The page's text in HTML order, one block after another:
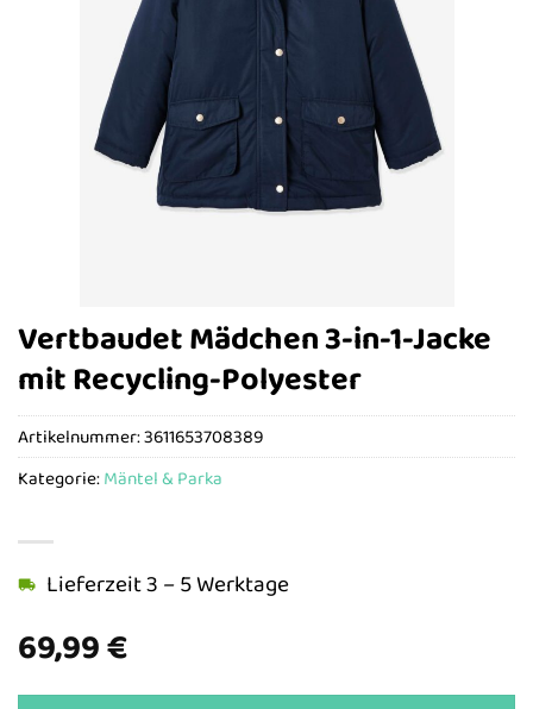
Vertbaudet Mädchen 3-in-1-Jacke
mit Recycling-Polyester
69,99€
Lieferzeit 3 – 5 Werktage
Artikelnummer:3611653708389
Kategorie:Mäntel & Parka